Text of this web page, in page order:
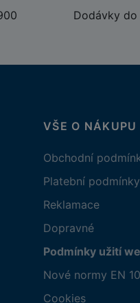
Dodávky
VŠE O NÁKUPU
Obchodní
Platební podmínky
Reklamace
Dopravné
Podmínky užití
Nové normy EN
Cookies